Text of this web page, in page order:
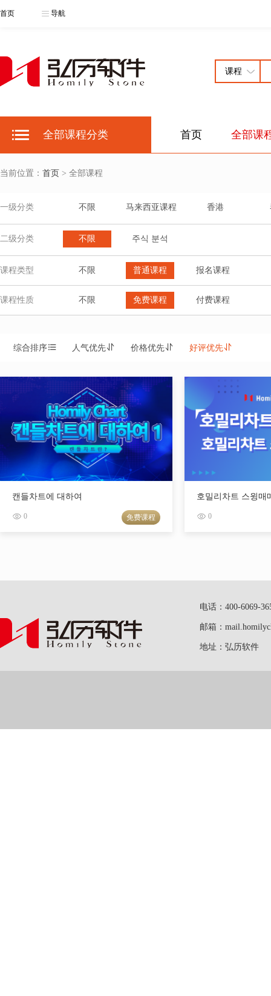
首页 导航
全部课程分类 首页 全部课
当前位置： 首页 > 全部课程
一级分类 不限 马来西亚课程 香港
二级分类 不限 주식 분석
课程类型 不限 普通课程 报名课程
课程性质 不限 免费课程 付费课程
综合排序 人气优先 价格优先 好评优先
캔들차트에 대하여
0 免费课程
호밀리차트 스윙매
0
电话：400-6069-
邮箱：
地址：弘历软件